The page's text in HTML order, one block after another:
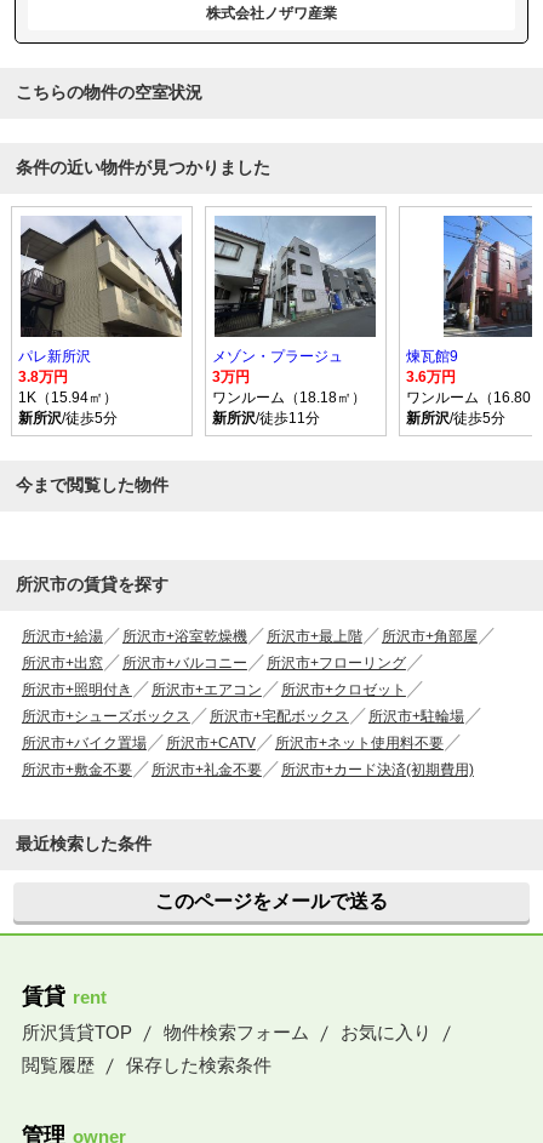
株式会社ノザワ産業
こちらの物件の空室状況
条件の近い物件が見つかりました
パレ新所沢
3.8万円
1K（15.94㎡）
新所沢/徒歩5分
メゾン・プラージュ
3万円
ワンルーム（18.18㎡）
新所沢/徒歩11分
煉瓦館9
3.6万円
ワンルーム（16.80
新所沢/徒歩5分
今まで閲覧した物件
所沢市の賃貸を探す
所沢市+給湯 所沢市+浴室乾燥機 所沢市+最上階
所沢市+角部屋
所沢市+出窓
所沢市+バルコニー
所沢市+フローリング
所沢市+照明付き
所沢市+エアコン
所沢市+クロゼット
所沢市+シューズボックス
所沢市+宅配ボックス
所沢市+駐輪場
所沢市+バイク置場
所沢市+CATV
所沢市+ネット使用料不要
所沢市+敷金不要
所沢市+礼金不要 所沢市+カード決済(初期費用)
最近検索した条件
このページをメールで送る
賃貸 rent
所沢賃貸TOP
物件検索フォーム
お気に入り
閲覧履歴
保存した検索条件
管理 owner